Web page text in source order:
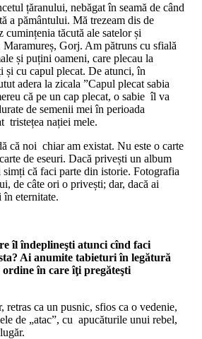
țăranului, nebăgat în seamă de când
a pământului. Mă trezeam dis de
cumințenia tăcută ale satelor și
Gorj. Am pătruns cu sfială
și puțini oameni, care plecau la
și cu capul plecat. De atunci, în
adera la zicala ”Capul plecat sabia
că pe un cap plecat, o sabie îl va
de semenii mei în perioada
tristețea nației mele.
că noi chiar am existat. Nu este o carte
de eseuri. Dacă privești un album
că faci parte din istorie. Fotografia
de câte ori o privești; dar, dacă ai
în eternitate.
îl îndeplineşti atunci cînd faci
Ai anumite tabieturi în legătură
ordine în care îţi pregăteşti
retras ca un pusnic, sfios ca o vedenie,
de „atac”, cu apucăturile unui rebel,